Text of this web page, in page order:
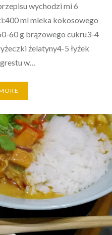
wychodzi mi 6
ml mleka kokosowego
60 g brązowego cukru3-4
żelatyny4-5 łyżek
w…